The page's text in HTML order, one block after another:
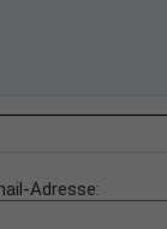
Adresse